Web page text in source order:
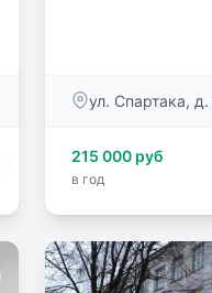
ул. Спартака, д.
215 000 руб
в год